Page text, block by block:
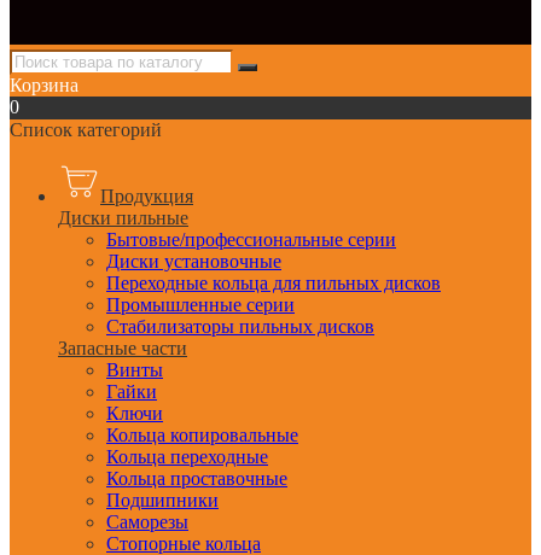
Корзина
0
Список категорий
Продукция
Диски пильные
Бытовые/профессиональные серии
Диски установочные
Переходные кольца для пильных дисков
Промышленные серии
Стабилизаторы пильных дисков
Запасные части
Винты
Гайки
Ключи
Кольца копировальные
Кольца переходные
Кольца проставочные
Подшипники
Саморезы
Стопорные кольца